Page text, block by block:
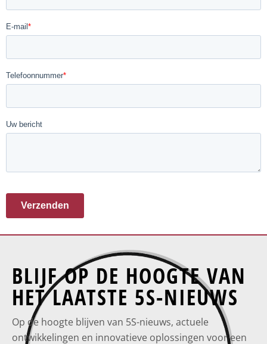
BLIJF OP DE HOOGTE VAN
HET LAATSTE 5S-NIEUWS
Op de hoogte blijven van 5S-nieuws, actuele
ontwikkelingen en innovatieve oplossingen voor een